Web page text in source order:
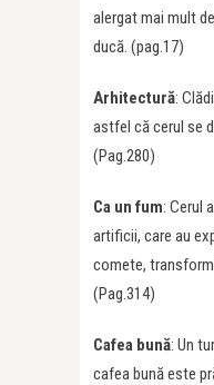
alergat mai mult
ducă. (pag.17)
Arhitectură:
astfel că cerul se
(Pag.280)
Ca un fum: Cerul
artificii, care au
comete,
(Pag.314)
Cafea bună: Un
cafea bună este